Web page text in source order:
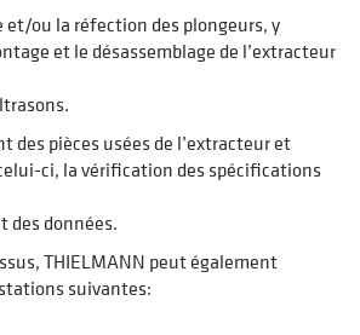
et/ou la réfection des plongeurs, y
et le désassemblage de l’extracteur
des pièces usées de l’extracteur et
ci, la vérification des spécifications
des données.
THIELMANN peut également
suivantes: